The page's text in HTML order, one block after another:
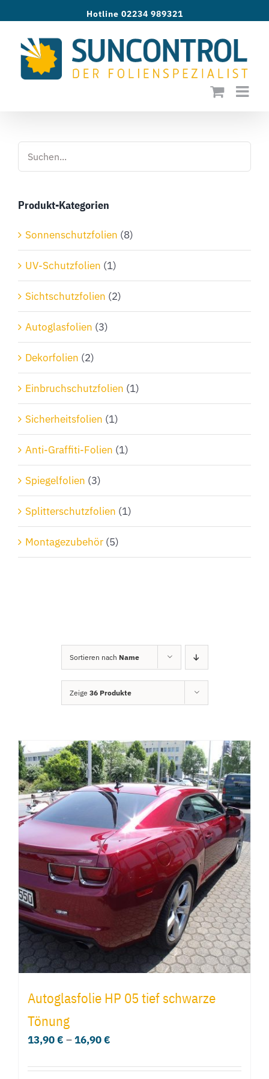
springen
Hotline 02234 989321
Sortieren nach Name
Zeige 36 Produkte
Autoglasfolie HP 05 tief schwarze
Tönung
13,90€ –16,90€
Produkt-Kategorien
Sonnenschutzfolien (8)
UV-Schutzfolien (1)
Sichtschutzfolien (2)
Autoglasfolien (3)
Dekorfolien (2)
Einbruchschutzfolien (1)
Sicherheitsfolien (1)
Anti-Graffiti-Folien (1)
Spiegelfolien (3)
Splitterschutzfolien (1)
Montagezubehör (5)